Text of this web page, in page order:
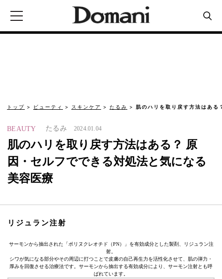
トップ ビューティ スキンケア たるみ 肌のハリを取り戻す方法はあ
BEAUTY たるみ 2024.01.04
肌のハリを取り戻す方法はある？ 原
因・セルフでできる対処法と気になる
美容医療
リジュラン注射
サーモンから抽出された「ポリヌクレオチド（PN）」を有効成分とした製剤、リジュラン注
射。
シワが気になる部分やその周辺に打つことで皮膚の自己再生力を活性化させて、肌の弾力・
厚みを回復させる治療法です。サーモンから抽出する有効成分により、サーモン注射とも呼
ばれています。